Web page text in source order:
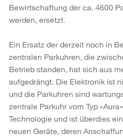
Bewirtschaftung der ca. 4600
werden, ersetzt.
Ein Ersatz der derzeit noch in
zentralen Parkuhren, die
Betrieb standen, hat sich aus
aufgedrängt. Die Elektronik ist
und die Parkuhren sind
zentrale Parkuhr vom Typ
Technologie und ist überdies
neuen Geräte, deren